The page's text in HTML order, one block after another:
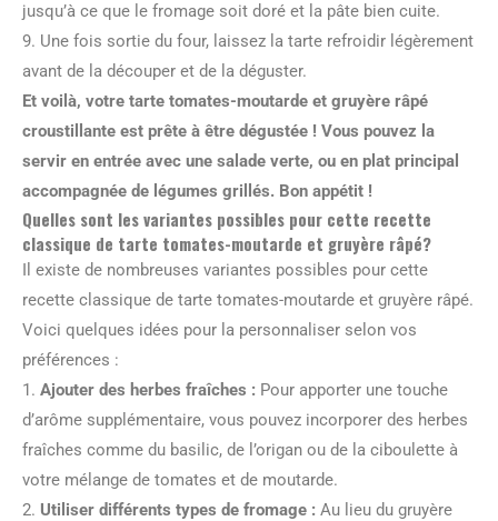
jusqu’à ce que le fromage soit doré et la pâte bien cuite.
9. Une fois sortie du four, laissez la tarte refroidir légèrement
avant de la découper et de la déguster.
Et voilà, votre tarte tomates-moutarde et gruyère râpé
croustillante est prête à être dégustée ! Vous pouvez la
servir en entrée avec une salade verte, ou en plat principal
accompagnée de légumes grillés. Bon appétit !
Quelles sont les variantes possibles pour cette recette
classique de tarte tomates-moutarde et gruyère râpé?
Il existe de nombreuses variantes possibles pour cette
recette classique de tarte tomates-moutarde et gruyère râpé.
Voici quelques idées pour la personnaliser selon vos
préférences :
1. Ajouter des herbes fraîches : Pour apporter une touche
d’arôme supplémentaire, vous pouvez incorporer des herbes
fraîches comme du basilic, de l’origan ou de la ciboulette à
votre mélange de tomates et de moutarde.
2. Utiliser différents types de fromage : Au lieu du gruyère